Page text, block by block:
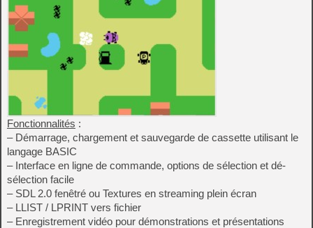
Fonctionnalités :
– Démarrage, chargement et sauvegarde de cassette utilisant le
langage BASIC
– Interface en ligne de commande, options de sélection et dé-
sélection facile
– SDL 2.0 fenêtré ou Textures en streaming plein écran
– LLIST / LPRINT vers fichier
– Enregistrement vidéo pour démonstrations et présentations